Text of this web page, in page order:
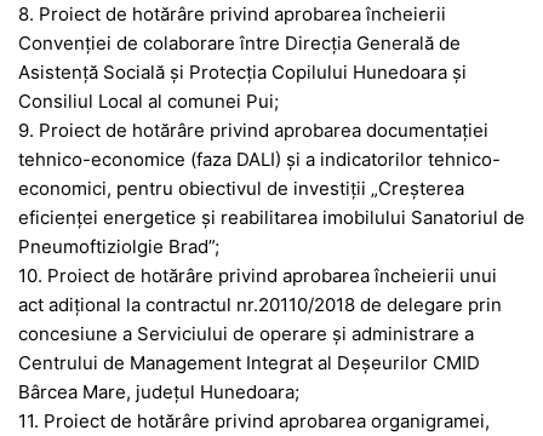
8. Proiect de hotărâre privind aprobarea încheierii
Convenției de colaborare între Direcția Generală de
Asistență Socială și Protecția Copilului Hunedoara și
Consiliul Local al comunei Pui;
9. Proiect de hotărâre privind aprobarea documentației
tehnico-economice (faza DALI) și a indicatorilor tehnico-
economici, pentru obiectivul de investiții „Creșterea
eficienței energetice și reabilitarea imobilului Sanatoriul de
Pneumoftiziolgie Brad”;
10. Proiect de hotărâre privind aprobarea încheierii unui
act adițional la contractul nr.20110/2018 de delegare prin
concesiune a Serviciului de operare și administrare a
Centrului de Management Integrat al Deșeurilor CMID
Bârcea Mare, județul Hunedoara;
11. Proiect de hotărâre privind aprobarea organigramei,